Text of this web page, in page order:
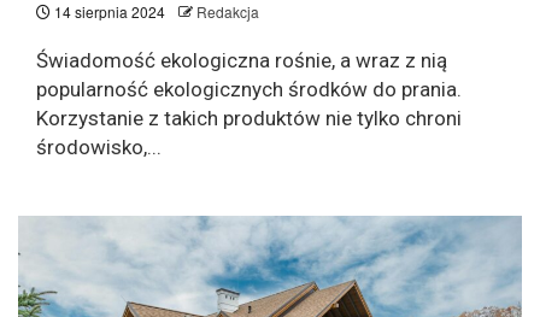
14 sierpnia 2024 Redakcja
Świadomość ekologiczna rośnie, a wraz z nią
popularność ekologicznych środków do prania.
Korzystanie z takich produktów nie tylko chroni
środowisko,...